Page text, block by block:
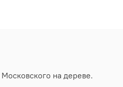
на дереве.